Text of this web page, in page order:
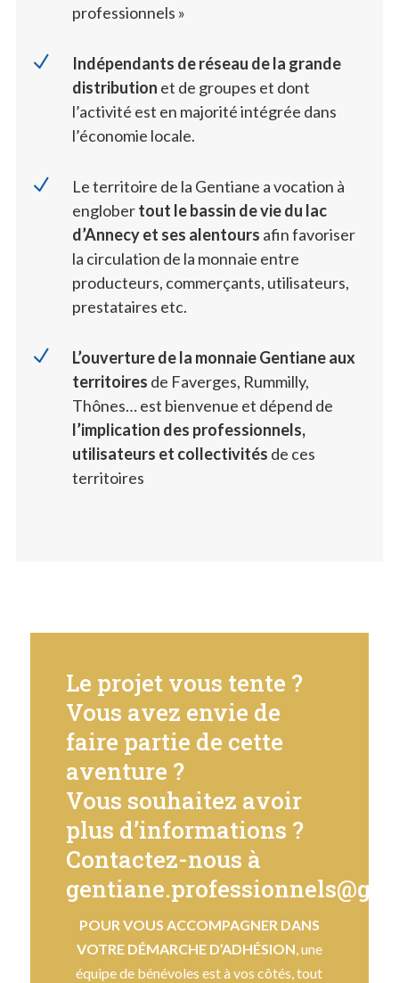
professionnels »
N
Indépendants de réseau de la grande
distribution et de groupes et dont
l’activité est en majorité intégrée dans
l’économie locale.
N
Le territoire de la Gentiane a vocation à
englobertout le bassin de vie du lac
d’Annecy et ses alentours afin favoriser
la circulation de la monnaie entre
producteurs, commerçants, utilisateurs,
prestataires etc.
N
L’ouverture de la monnaie Gentiane aux
territoires de Faverges, Rummilly,
Thônes… est bienvenue et dépend de
l’implication des professionnels,
utilisateurs et collectivités de ces
territoires
Le projet vous tente ?
Vous avez envie de
faire partie de cette
aventure ?
Vous souhaitez avoir
plus d’informations ?
Contactez-nous à
POUR VOUS ACCOMPAGNER DANS
VOTRE DÉMARCHE D’ADHÉSION, une
équipe de bénévoles est à vos côtés, tout